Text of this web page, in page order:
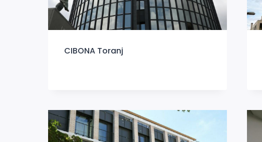
CIBONA Toranj